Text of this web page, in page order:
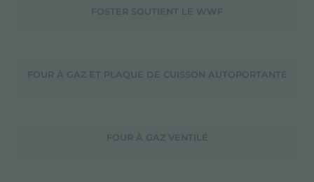
FOSTER SOUTIENT LE WWF
FOUR À GAZ ET PLAQUE DE CUISSON AUTOPORTANTE
FOUR À GAZ VENTILÉ